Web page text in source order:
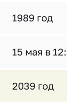
1989 год
15 мая в
2039 год